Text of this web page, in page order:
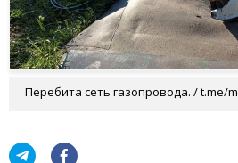
Перебита сеть газопровода. / t.me/